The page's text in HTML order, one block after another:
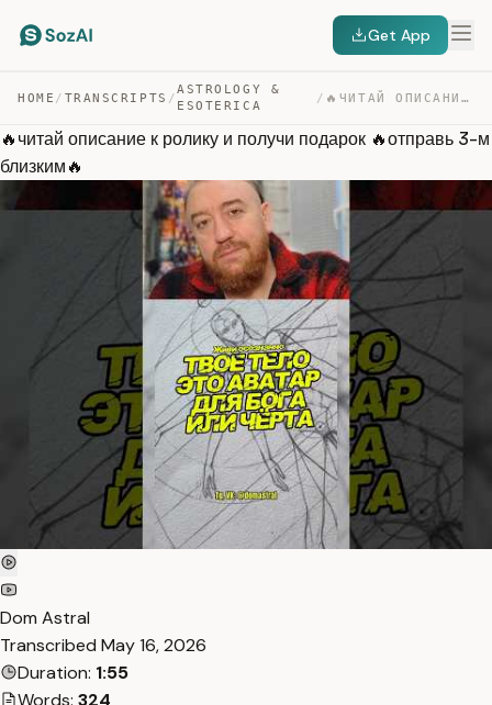
Get App
HOME / TRANSCRIPTS /
ASTROLOGY &
ESOTERICA
/ 🔥ЧИТАЙ ОПИСАНИЕ К РОЛИКУ И ПОЛУЧИ ПОДАРОК 🔥ОТПРАВЬ 3-М … — TRANSCRIPT
🔥читай описание к ролику и получи подарок 🔥отправь 3-м
близким🔥
Dom Astral
Transcribed May 16, 2026
Duration: 1:55
Words: 324